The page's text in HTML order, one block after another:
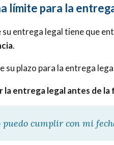
límite para la
su entrega legal tiene que
.
su plazo para la entrega
la entrega legal antes de
puedo cumplir con mi